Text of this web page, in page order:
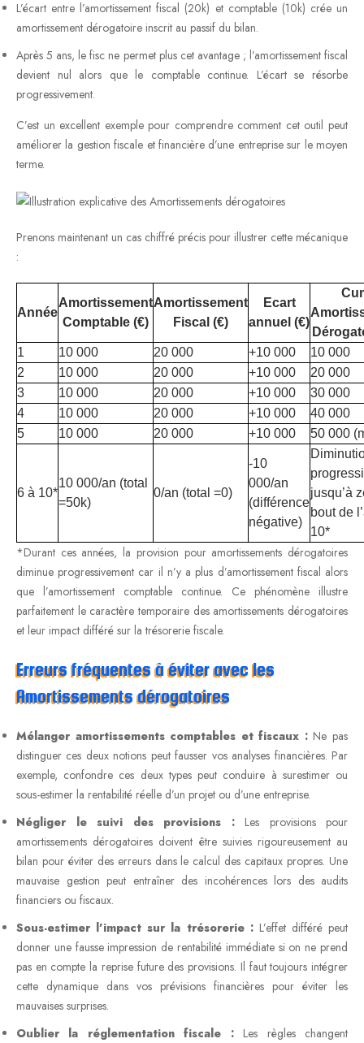
L’écart entre l’amortissement fiscal (20k) et comptable (10k) crée un
amortissement dérogatoire inscrit au passif du bilan.
Après 5 ans, le fisc ne permet plus cet avantage ; l’amortissement fiscal
devient nul alors que le comptable continue. L’écart se résorbe
progressivement.
C’est un excellent exemple pour comprendre comment cet outil peut
améliorer la gestion fiscale et financière d’une entreprise sur le moyen
terme.
Prenons maintenant un cas chiffré précis pour illustrer cette mécanique
:
Année
Amortissement
Comptable (€)
Amortissement
Fiscal (€)
Ecart
annuel (€)
1
10 000 20 000 +10 000
10 000
2
10 000 20 000 +10 000
20 000
3
10 000 20 000 +10 000
30 000
4
10 000 20 000 +10 000
40 000
5
10 000 20 000 +10 000 50 000
6 à 10*
10 000/an (total
=50k)
0/an (total =0)
-10
000/an
(différence
négative)
jusqu’à
bout de
10*
*Durant ces années, la provision pour amortissements dérogatoires
diminue progressivement car il n’y a plus d’amortissement fiscal alors
que l’amortissement comptable continue. Ce phénomène illustre
parfaitement le caractère temporaire des amortissements dérogatoires
et leur impact différé sur la trésorerie fiscale.
Erreurs fréquentes à éviter avec les
Amortissements dérogatoires
Mélanger amortissements comptables et fiscaux :Ne pas
distinguer ces deux notions peut fausser vos analyses financières. Par
exemple, confondre ces deux types peut conduire à surestimer ou
sous-estimer la rentabilité réelle d’un projet ou d’une entreprise.
Négliger le suivi des provisions :Les provisions pour
amortissements dérogatoires doivent être suivies rigoureusement au
bilan pour éviter des erreurs dans le calcul des capitaux propres. Une
mauvaise gestion peut entraîner des incohérences lors des audits
financiers ou fiscaux.
Sous-estimer l’impact sur la trésorerie :L’effet différé peut
donner une fausse impression de rentabilité immédiate si on ne prend
pas en compte la reprise future des provisions. Il faut toujours intégrer
cette dynamique dans vos prévisions financières pour éviter les
mauvaises surprises.
Oublier la réglementation fiscale :Les règles changent